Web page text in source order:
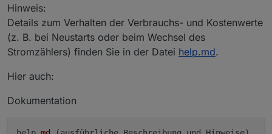
Hinweis:
Details zum Verhalten der Verbrauchs- und Kostenwerte
(z. B. bei Neustarts oder beim Wechsel des
Stromzählers) finden Sie in der Datei help.md.
Hier auch:
Dokumentation